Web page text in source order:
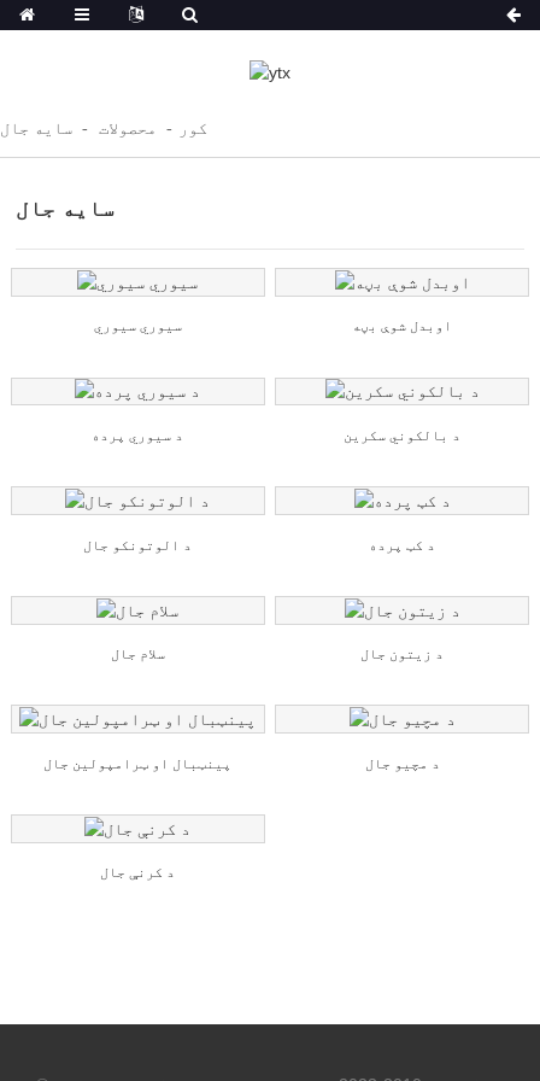
کور محصولات سایه جال
سایه جال
سیوري سیوري اوبدل شوې بڼه
د سیوري پرده د بالکوني سکرین
د الوتونکو جال د کټ پرده
سلام جال د زیتون جال
پینټبال او ټرامپولین جال د مچیو جال
د کرنې جال